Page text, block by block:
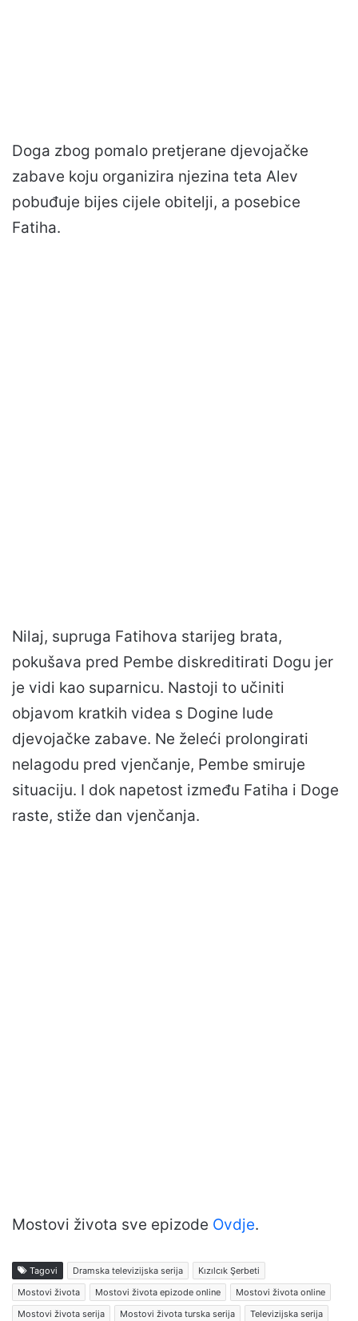
Doga zbog pomalo pretjerane djevojačke
zabave koju organizira njezina teta Alev
pobuđuje bijes cijele obitelji, a posebice
Fatiha.
Nilaj, supruga Fatihova starijeg brata,
pokušava pred Pembe diskreditirati Dogu jer
je vidi kao suparnicu. Nastoji to učiniti
objavom kratkih videa s Dogine lude
djevojačke zabave. Ne želeći prolongirati
nelagodu pred vjenčanje, Pembe smiruje
situaciju. I dok napetost između Fatiha i Doge
raste, stiže dan vjenčanja.
Mostovi života sve epizode Ovdje.
Tagovi Dramska televizijska serija
Kızılcık Şerbeti
Mostovi života
Mostovi života epizode online
Mostovi života online
Mostovi života serija
Mostovi života turska serija Televizijska serija